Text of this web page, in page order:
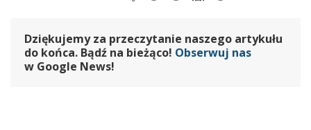
Dziękujemy za przeczytanie naszego artykułu
do końca. Bądź na bieżąco! Obserwuj nas
w Google News!